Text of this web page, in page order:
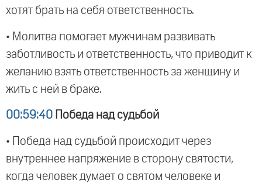
хотят брать на себя ответственность.
• Молитва помогает мужчинам развивать
заботливость и ответственность, что приводит к
желанию взять ответственность за женщину и
жить с ней в браке.
00:59:40 Победа над судьбой
• Победа над судьбой происходит через
внутреннее напряжение в сторону святости,
когда человек думает о святом человеке и